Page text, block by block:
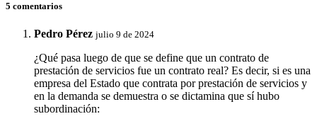
5 comentarios
Pedro Pérez julio 9 de 2024
¿Qué pasa luego de que se define que un contrato de
prestación de servicios fue un contrato real? Es decir, si es una
empresa del Estado que contrata por prestación de servicios y
en la demanda se demuestra o se dictamina que sí hubo
subordinación: